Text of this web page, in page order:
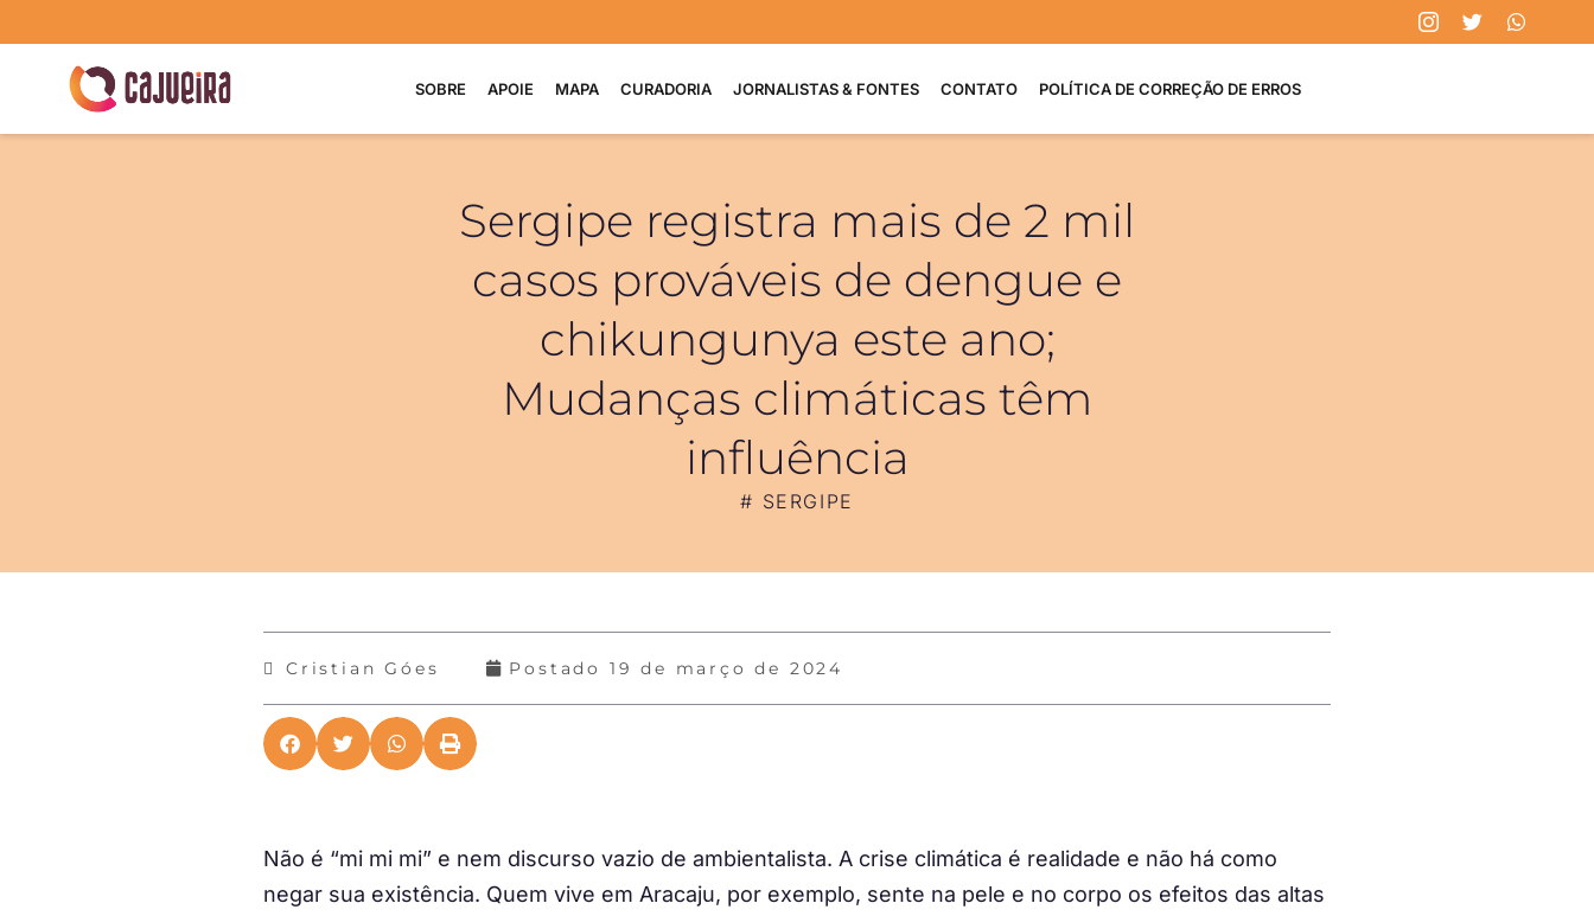
SOBRE APOIE MAPA CURADORIA JORNALISTAS & FONTES CONTATO POLÍTICA DE CORREÇÃO DE ERROS
Sergipe registra mais de 2 mil
casos prováveis de dengue e
chikungunya este ano;
Mudanças climáticas têm
influência
# SERGIPE
Cristian Góes Postado 19 de março de 2024
Não é “mi mi mi” e nem discurso vazio de ambientalista. A crise climática é realidade e não há como
negar sua existência. Quem vive em Aracaju, por exemplo, sente na pele e no corpo os efeitos das altas